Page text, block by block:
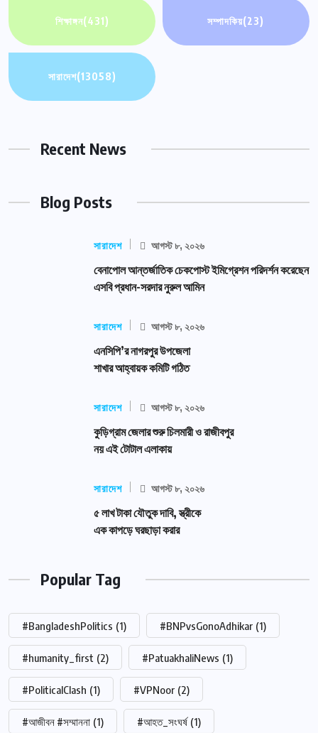
শিক্ষাঙ্গন(431) সম্পাদকিয়(23)
সারাদেশ(13058)
Recent News
Blog Posts
সারাদেশ আগস্ট ৮, ২০২৬
বেনাপোল আন্তর্জাতিক চেকপোস্ট ইমিগ্রেশন পরিদর্শন করেছেন
এসবি প্রধান-সরদার নুরুল আমিন
সারাদেশ আগস্ট ৮, ২০২৬
এনসিপি’র নাগরপুর উপজেলা
শাখার আহ্বায়ক কমিটি গঠিত
সারাদেশ আগস্ট ৮, ২০২৬
কুড়িগ্রাম জেলার শুরু চিলমারী ও রাজীবপুর
নয় এই টোটাল এলাকায়
সারাদেশ আগস্ট ৮, ২০২৬
৫ লাখ টাকা যৌতুক দাবি, স্ত্রীকে
এক কাপড়ে ঘরছাড়া করার
Popular Tag
#BangladeshPolitics (1) #BNPvsGonoAdhikar (1)
#humanity_first (2) #PatuakhaliNews (1)
#PoliticalClash (1) #VPNoor (2)
#আজীবন #সম্মাননা (1) #আহত_সংঘর্ষ (1)